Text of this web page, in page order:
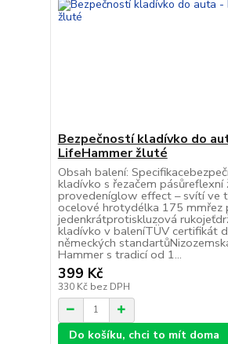
Bezpečností kladívko do
LifeHammer žluté
Obsah balení:
kladívko s řezačem pásůreflexní
provedeníglow effect – svítí ve
ocelové hrotydélka 175 mmřez
jedenkrátprotiskluzová
kladívko v baleníTÜV certifikát
německých
Hammer s tradicí od 1...
399 Kč
330 Kč bez DPH
Do košíku, chci to mít doma